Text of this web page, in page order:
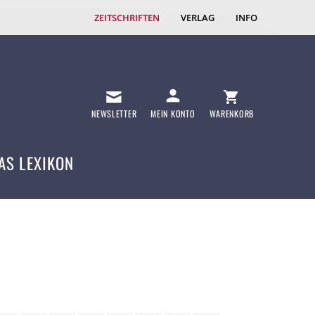
ZEITSCHRIFTEN VERLAG INFO
NEWSLETTER MEIN KONTO WARENKORB
LEXIKON